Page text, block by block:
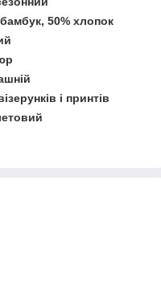
50% хлопок
і принтів